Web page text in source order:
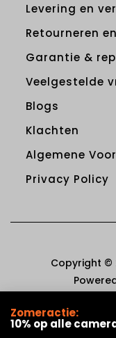
Levering en
Retourneren
Garantie &
Veelgestelde
Blogs
Klachten
Algemene
Privacy Policy
Copyright ©
Zomeractie:
10% op alle